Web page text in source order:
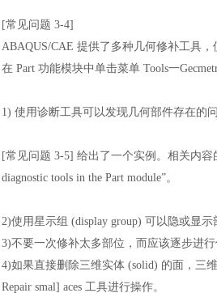
[常见问题 3-4]
ABAQUS/CAE 提供了多种几何修补工具
在 Part 功能模块中单击菜单 Tools一
1) 使用诊断工具可以发现几何部件存在的
[常见问题 3-5] 给出了一个实例。相关内容
diagnostic tools in the Part module”。
2)使用星示组 (display group) 可以隐或显
3)不要一次修补太多部位，而应该逐步进行
4)如果直接删除三维实体 (solid) 的面，三
Repair smal] aces 工具进行操作。